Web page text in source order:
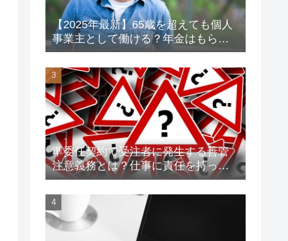
【2025年最新】65歳を超えても個人
事業主として働ける？年金はもらえ
る？老後資金対策も解説！
準委任契約で受注者に発生する善管
注意義務とは？仕事に責任を持って
トラブルを未然に防ごう！